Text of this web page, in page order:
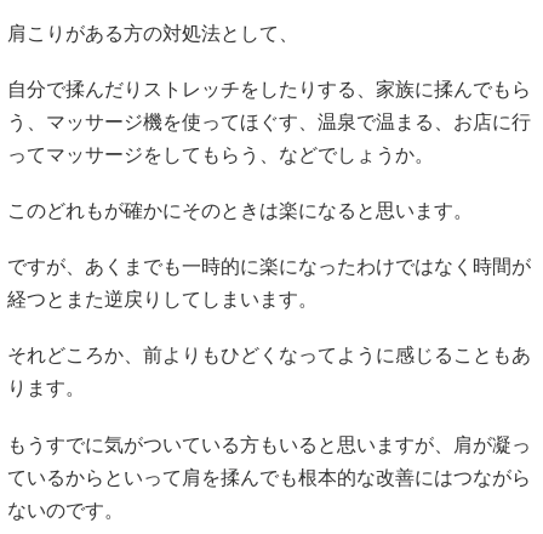
肩こりがある方の対処法として、
自分で揉んだりストレッチをしたりする、家族に揉んでもら
う、マッサージ機を使ってほぐす、温泉で温まる、お店に行
ってマッサージをしてもらう、などでしょうか。
このどれもが確かにそのときは楽になると思います。
ですが、あくまでも一時的に楽になったわけではなく時間が
経つとまた逆戻りしてしまいます。
それどころか、前よりもひどくなってように感じることもあ
ります。
もうすでに気がついている方もいると思いますが、肩が凝っ
ているからといって肩を揉んでも根本的な改善にはつながら
ないのです。